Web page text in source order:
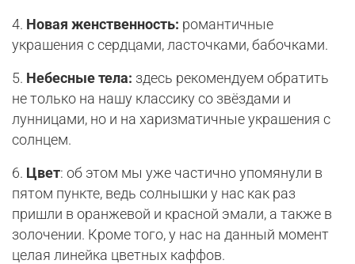
4. Новая женственность: романтичные
украшения с сердцами, ласточками, бабочками.
5. Небесные тела: здесь рекомендуем обратить
не только на нашу классику со звёздами и
лунницами, но и на харизматичные украшения с
солнцем.
6. Цвет: об этом мы уже частично упомянули в
пятом пункте, ведь солнышки у нас как раз
пришли в оранжевой и красной эмали, а также в
золочении. Кроме того, у нас на данный момент
целая линейка цветных каффов.